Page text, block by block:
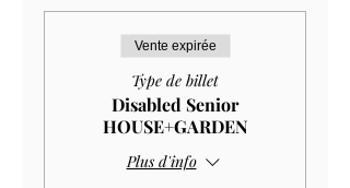
Vente expirée
Type de billet
Disabled Senior
HOUSE+GARDEN
Plus d'info